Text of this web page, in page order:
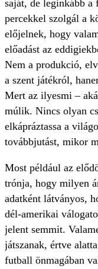
saját, de leginkább a
percekkel szolgál a
előjelnek, hogy
előadást az
Nem a produkció,
a szent játékról,
Mert az ilyesmi –
múlik. Nincs olyan
elkápráztassa a
továbbjutást, mikor
Most például az
trónja, hogy milyen
adatként látványos,
dél-amerikai
jelent semmit.
játszanak, értve
futball önmagában